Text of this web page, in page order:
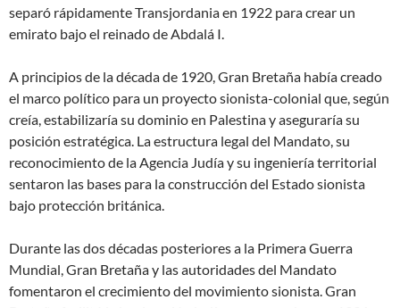
separó rápidamente Transjordania en 1922 para crear un
emirato bajo el reinado de Abdalá I.
A principios de la década de 1920, Gran Bretaña había creado
el marco político para un proyecto sionista-colonial que, según
creía, estabilizaría su dominio en Palestina y aseguraría su
posición estratégica. La estructura legal del Mandato, su
reconocimiento de la Agencia Judía y su ingeniería territorial
sentaron las bases para la construcción del Estado sionista
bajo protección británica.
Durante las dos décadas posteriores a la Primera Guerra
Mundial, Gran Bretaña y las autoridades del Mandato
fomentaron el crecimiento del movimiento sionista. Gran